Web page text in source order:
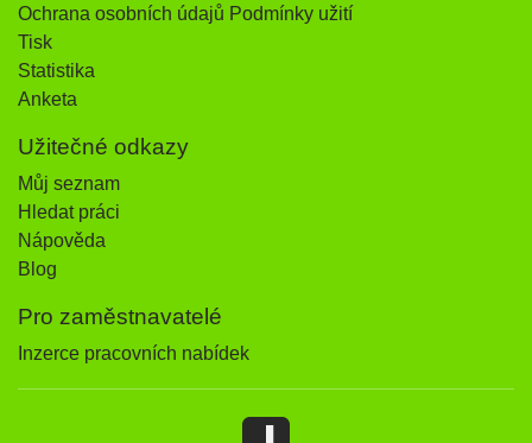
Ochrana osobních údajů Podmínky užití
Tisk
Statistika
Anketa
Užitečné odkazy
Můj seznam
Hledat práci
Nápověda
Blog
Pro zaměstnavatelé
Inzerce pracovních nabídek